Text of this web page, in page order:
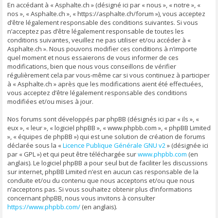
En accédant à « Asphalte.ch » (désigné ici par « nous », « notre », «
nos », « Asphalte.ch », « https://asphalte.ch/forum »), vous acceptez
d’être légalement responsable des conditions suivantes. Si vous
n’acceptez pas d’être légalement responsable de toutes les
conditions suivantes, veuillez ne pas utiliser et/ou accéder à «
Asphalte.ch ». Nous pouvons modifier ces conditions à n’importe
quel moment et nous essaierons de vous informer de ces
modifications, bien que nous vous conseillons de vérifier
régulièrement cela par vous-même car si vous continuez à participer
à « Asphalte.ch » après que les modifications aient été effectuées,
vous acceptez d’être légalement responsable des conditions
modifiées et/ou mises à jour.
Nos forums sont développés par phpBB (désignés ici par « ils », «
eux », « leur », « logiciel phpBB », « www.phpbb.com », « phpBB Limited
», « équipes de phpBB ») qui est une solution de création de forums
déclarée sous la «Licence Publique Générale GNU v2» (désignée ici
par « GPL ») et qui peut être téléchargée surwww.phpbb.com (en
anglais). Le logiciel phpBB a pour seul but de faciliter les discussions
sur internet, phpBB Limited n’est en aucun cas responsable de la
conduite et/ou du contenu que nous acceptons et/ou que nous
n’acceptons pas. Si vous souhaitez obtenir plus d’informations
concernant phpBB, nous vous invitons à consulter
https://www.phpbb.com/ (en anglais).